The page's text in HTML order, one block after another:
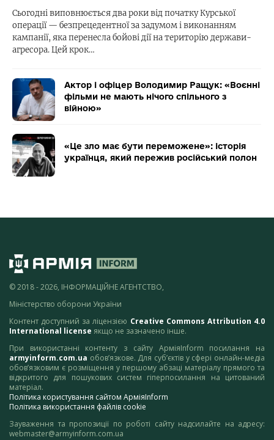
Сьогодні виповнюється два роки від початку Курської
операції — безпрецедентної за задумом і виконанням
кампанії, яка перенесла бойові дії на територію держави-
агресора. Цей крок…
Актор і офіцер Володимир Ращук: «Воєнні
фільми не мають нічого спільного з
війною»
«Це зло має бути переможене»: історія
українця, який пережив російський полон
© 2018 - 2026, ІНФОРМАЦІЙНЕ АГЕНТСТВО,
Міністерство оборони України
Контент доступний за ліцензією Creative Commons Attribution 4.0
International license якщо не зазначено інше.
При використанні контенту з сайту АрміяInform посилання на
armyinform.com.ua обов’язкове. Для суб’єктів у сфері онлайн-медіа
обов’язковим є розміщення у першому абзаці матеріалу прямого та
відкритого для пошукових систем гіперпосилання на цитований
матеріал.
Політика користування сайтом АрміяInform
Політика використання файлів cookie
Зауваження та пропозиції по роботі сайту надсилайте на адресу:
webmaster@armyinform.com.ua